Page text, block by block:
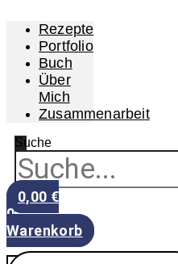
Rezepte
Portfolio
Buch
Über
Mich
Zusammenarbeit
Suche
0,00 €
0
Warenkorb